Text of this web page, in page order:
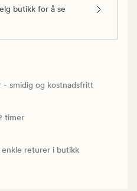
butikk for å se
- smidig og kostnadsfritt
timer
enkle returer i butikk